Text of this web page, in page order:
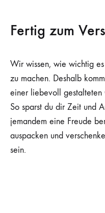
Fertig zum
Wir wissen, wie wichtig
zu machen. Deshalb
einer liebevoll gestalteten
So sparst du dir Zeit und
jemandem eine Freude
auspacken und
sein.